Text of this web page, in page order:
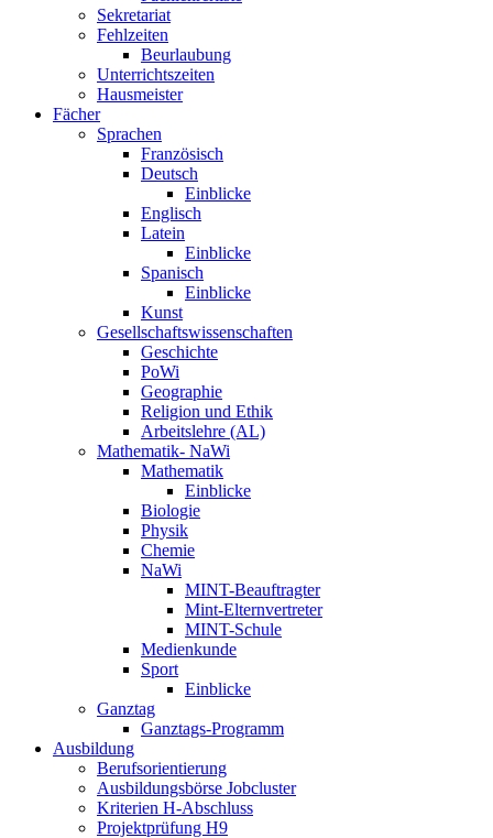
Sekretariat
Fehlzeiten
Beurlaubung
Unterrichtszeiten
Hausmeister
Fächer
Sprachen
Französisch
Deutsch
Einblicke
Englisch
Latein
Einblicke
Spanisch
Einblicke
Kunst
Gesellschaftswissenschaften
Geschichte
PoWi
Geographie
Religion und Ethik
Arbeitslehre (AL)
Mathematik- NaWi
Mathematik
Einblicke
Biologie
Physik
Chemie
NaWi
MINT-Beauftragter
Mint-Elternvertreter
MINT-Schule
Medienkunde
Sport
Einblicke
Ganztag
Ganztags-Programm
Ausbildung
Berufsorientierung
Ausbildungsbörse Jobcluster
Kriterien H-Abschluss
Projektprüfung H9